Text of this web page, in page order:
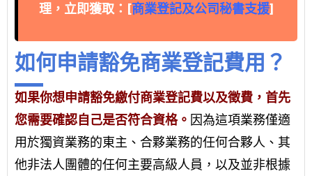
理，立即獲取：[商業登記及公司秘書支援]
如何申請豁免商業登記費用？
如果你想申請豁免繳付商業登記費以及徵費，首先
您需要確認自己是否符合資格。 因為這項業務僅適
用於獨資業務的東主、合夥業務的任何合夥人、其
他非法人團體的任何主要高級人員，以及並非根據